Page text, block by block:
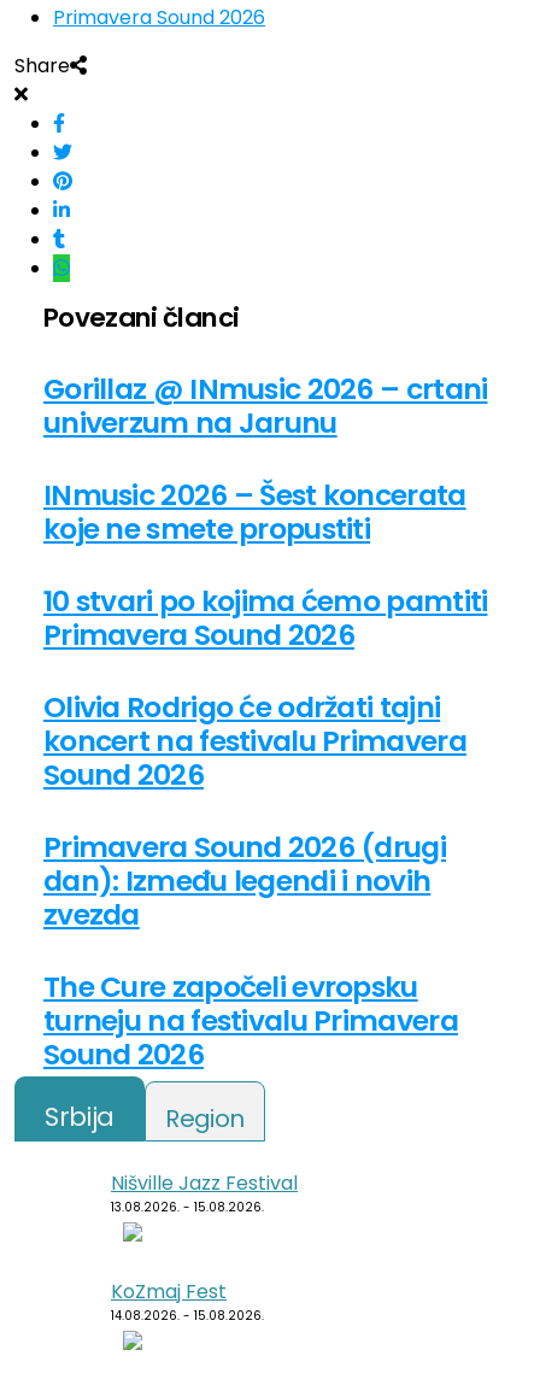
Primavera Sound 2026
Share
Povezani članci
Gorillaz @ INmusic 2026 – crtani
univerzum na Jarunu
INmusic 2026 – Šest koncerata
koje ne smete propustiti
10 stvari po kojima ćemo pamtiti
Primavera Sound 2026
Olivia Rodrigo će održati tajni
koncert na festivalu Primavera
Sound 2026
Primavera Sound 2026 (drugi
dan): Između legendi i novih
zvezda
The Cure započeli evropsku
turneju na festivalu Primavera
Sound 2026
Srbija Region
Nišville Jazz Festival
13.08.2026. - 15.08.2026.
KoZmaj Fest
14.08.2026. - 15.08.2026.
Punk Rock Holiday
11.08.2026. - 14.08.2026.
Špancirfest
21.08.2026. - 30.08.2026.